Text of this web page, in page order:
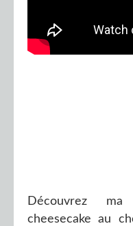
Découvrez
cheesecake au